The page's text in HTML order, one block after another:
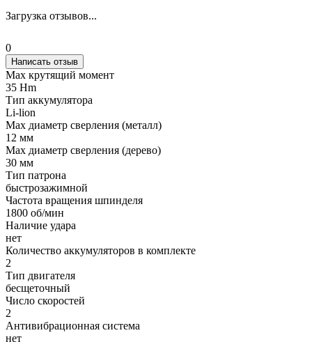
Загрузка отзывов...
0
Написать отзыв
Max крутящий момент
35 Hm
Тип аккумулятора
Li-lion
Max диаметр сверления (металл)
12 мм
Мах диаметр сверления (дерево)
30 мм
Тип патрона
быстрозажимной
Частота вращения шпинделя
1800 об/мин
Наличие удара
нет
Количество аккумуляторов в комплекте
2
Тип двигателя
бесщеточный
Число скоростей
2
Антивибрационная система
нет